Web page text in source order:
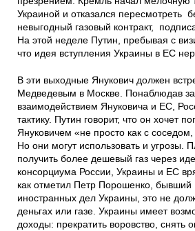
Украиной и отказался пересмотреть
невыгодный газовый контракт,
На этой неделе Путин, пребывая с
что идея вступления Украины в ЕС
В эти выходные Янукович должен
Медведевым в Москве. Понаблюдав
взаимодействием Януковича и ЕС,
тактику. Путин говорит, что он хочет
Януковичем «не просто как с соседом,
Но они могут использовать и угрозы.
получить более дешевый газ через
консорциума России, Украины и ЕС
как отметил Петр Порошенко, бывший
иностранных дел Украины, это не
деньгах или газе. Украины имеет
доходы: прекратить воровство, снять